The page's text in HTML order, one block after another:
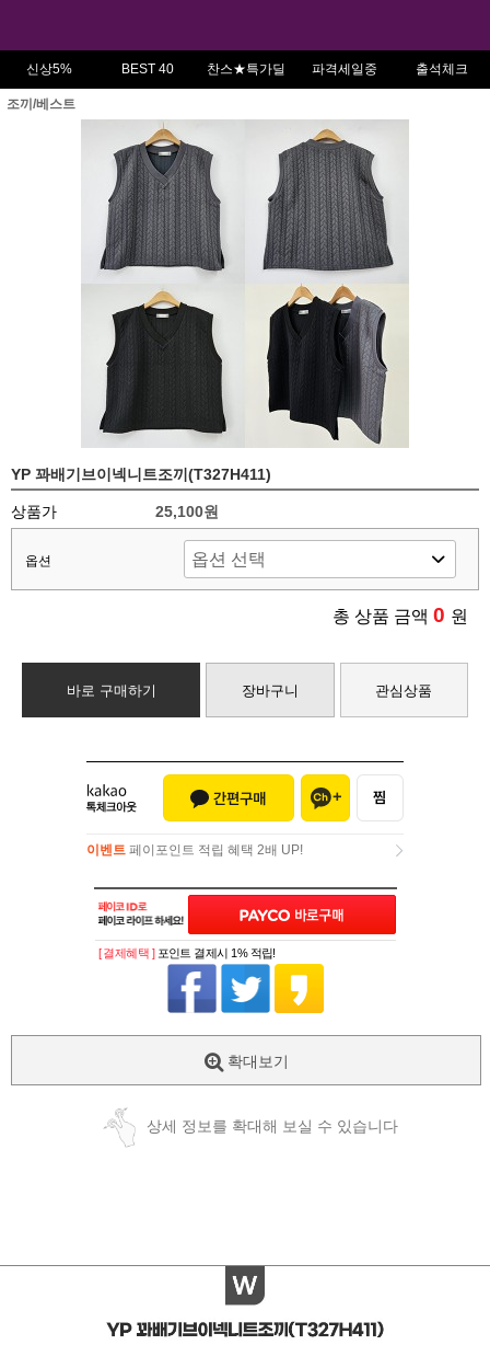
신상5% BEST 40 찬스★특가딜 파격세일중 출석체크
조끼/베스트
YP 꽈배기브이넥니트조끼(T327H411)
상품가 25,100원
옵션
총 상품 금액 0 원
바로 구매하기 장바구니 관심상품
이벤트 페이포인트 적립 혜택 2배 UP!
[ 결제혜택 ] 포인트 결제시 1% 적립!
확대보기
상세 정보를 확대해 보실 수 있습니다